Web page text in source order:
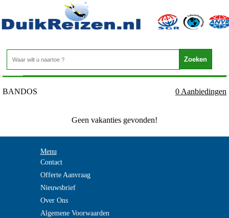
Malediven - Noord Male Atoll - BANDOS
Home>
BANDOS 0 Aanbiedingen
Geen vakanties gevonden!
Menu
Contact
Offerte Aanvraag
Nieuwsbrief
Over Ons
Algemene Voorwaarden